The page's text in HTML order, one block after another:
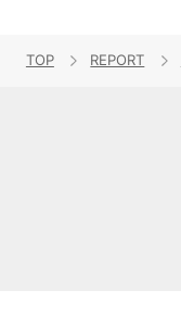
TOP REPORT